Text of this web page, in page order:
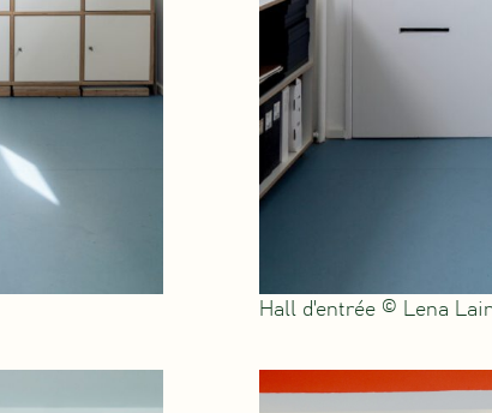
Hall d'entrée © Lena